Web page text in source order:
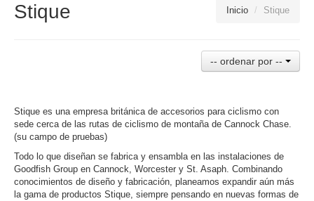
Inicio / Stique
Stique
-- ordenar por --
Stique es una empresa británica de accesorios para ciclismo con
sede cerca de las rutas de ciclismo de montaña de Cannock Chase.
(su campo de pruebas)
Todo lo que diseñan se fabrica y ensambla en las instalaciones de
Goodfish Group en Cannock, Worcester y St. Asaph. Combinando
conocimientos de diseño y fabricación, planeamos expandir aún más
la gama de productos Stique, siempre pensando en nuevas formas de